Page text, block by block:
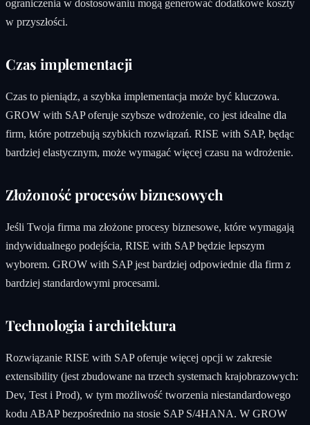
ograniczenia w dostosowaniu mogą generować dodatkowe koszty
w przyszłości.
Czas implementacji
Czas to pieniądz, a szybka implementacja może być kluczowa.
GROW with SAP oferuje szybsze wdrożenie, co jest idealne dla
firm, które potrzebują szybkich rozwiązań. RISE with SAP, będąc
bardziej elastycznym, może wymagać więcej czasu na wdrożenie.
Złożoność procesów biznesowych
Jeśli Twoja firma ma złożone procesy biznesowe, które wymagają
indywidualnego podejścia, RISE with SAP będzie lepszym
wyborem. GROW with SAP jest bardziej odpowiednie dla firm z
bardziej standardowymi procesami.
Technologia i architektura
Rozwiązanie RISE with SAP oferuje więcej opcji w zakresie
extensibility (jest zbudowane na trzech systemach krajobrazowych:
Dev, Test i Prod), w tym możliwość tworzenia niestandardowego
kodu ABAP bezpośrednio na stosie SAP S/4HANA. W GROW